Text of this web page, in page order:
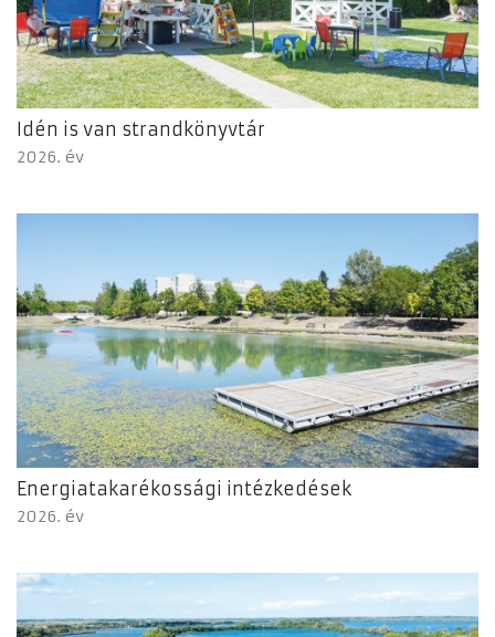
Idén is van strandkönyvtár
2026. év
Energiatakarékossági intézkedések
2026. év